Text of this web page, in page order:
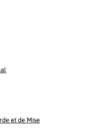
et de Mise